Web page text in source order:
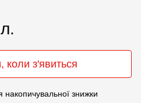
коли з'явиться
накопичувальної знижки